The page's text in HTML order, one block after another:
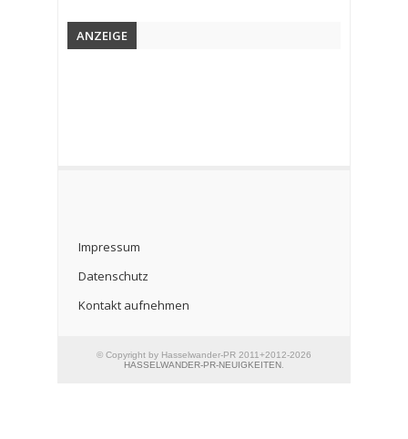
ANZEIGE
Impressum
Datenschutz
Kontakt aufnehmen
© Copyright by Hasselwander-PR 2011+2012-2026
HASSELWANDER-PR-NEUIGKEITEN.